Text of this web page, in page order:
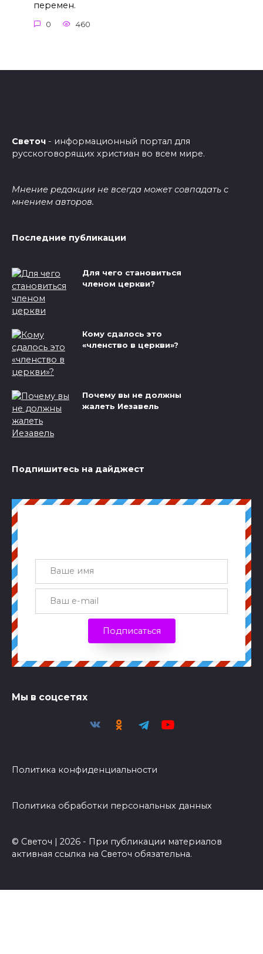
перемен.
0 460
Светоч - информационный портал для
русскоговорящих христиан во всем мире.
Мнение редакции не всегда может совпадать с
мнением авторов.
Последние публикации
Для чего становиться
членом церкви?
Кому сдалось это
«членство в церкви»?
Почему вы не должны
жалеть Иезавель
Подпишитесь на дайджест
Подписаться
Мы в соцсетях
Политика конфиденциальности
Политика обработки персональных данных
© Светоч | 2026 - При публикации материалов
активная ссылка на Светоч обязательна.